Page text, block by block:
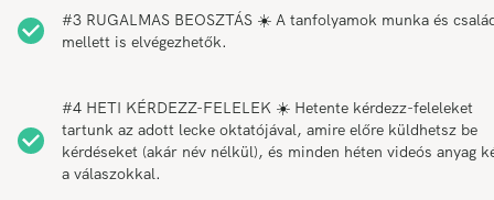
#3 RUGALMAS BEOSZTÁS ☀️ A tanfolyamok munka és
mellett is elvégezhetők.
#4 HETI KÉRDEZZ-FELELEK ☀️ Hetente kérdezz-feleleket
tartunk az adott lecke oktatójával, amire előre küldhetsz be
kérdéseket (akár név nélkül), és minden héten videós anyag
a válaszokkal.